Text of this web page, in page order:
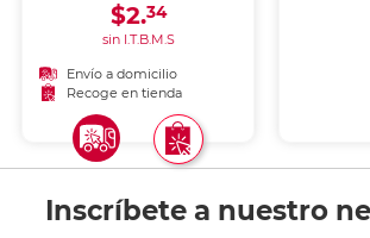
$2.34
sin I.T.B.M.S
Envío a domicilio
Recoge en tienda
Inscríbete a nuestro